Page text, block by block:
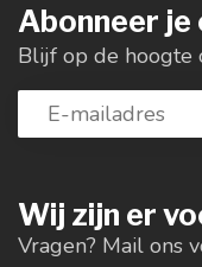
Wij zijn er
Vragen? Mail ons
Abonneer je
Blijf op de hoogte